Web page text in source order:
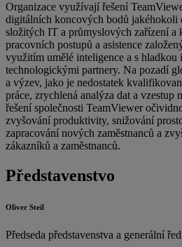
Organizace využívají řešení
digitálních koncových bodů jakéhokoli
složitých IT a průmyslových zařízení a
pracovních postupů a asistence
využitím umělé inteligence a s hladkou
technologickými partnery. Na pozadí
a výzev, jako je nedostatek
práce, zrychlená analýza dat a
řešení společnosti TeamViewer
zvyšování produktivity, snižování
zapracování nových zaměstnanců a
zákazníků a zaměstnanců.
Představenstvo
Oliver Steil
Předseda představenstva a generální